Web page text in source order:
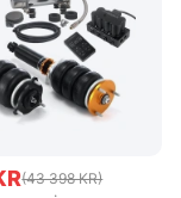
(43 398 KR)